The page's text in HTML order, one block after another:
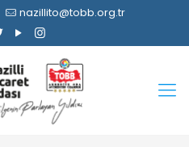
nazillito@tobb.org.tr